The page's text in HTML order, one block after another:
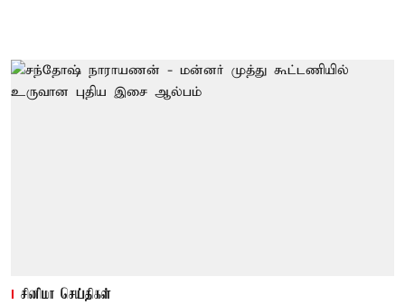
சினிமா செய்திகள்